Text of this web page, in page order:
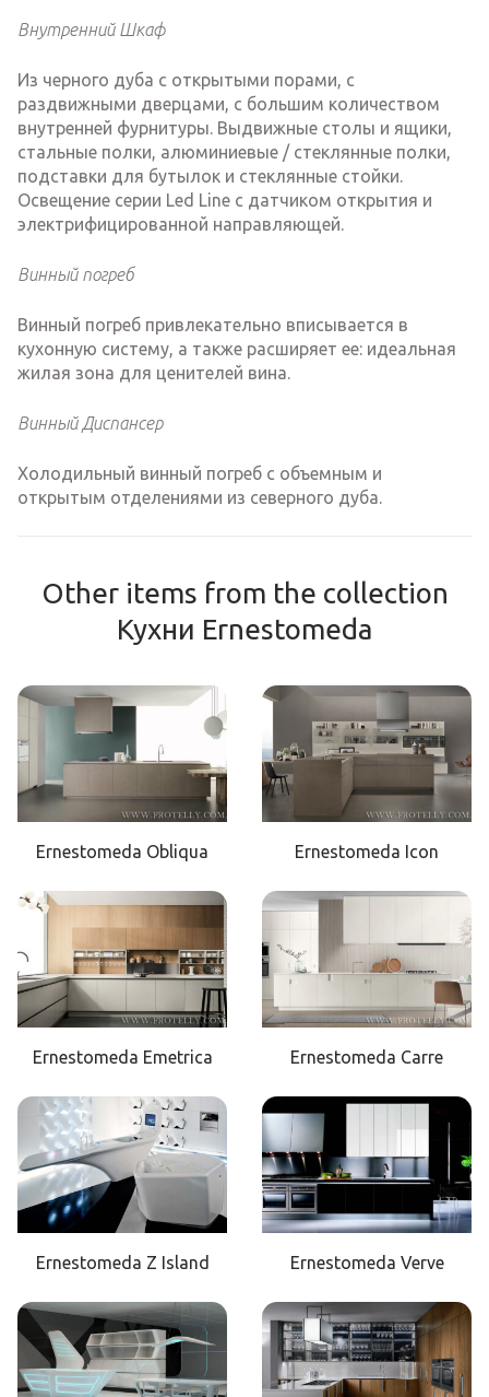
Внутренний Шкаф
Из черного дуба с открытыми порами, с
раздвижными дверцами, с большим количеством
внутренней фурнитуры. Выдвижные столы и ящики,
стальные полки, алюминиевые / стеклянные полки,
подставки для бутылок и стеклянные стойки.
Освещение серии Led Line с датчиком открытия и
электрифицированной направляющей.
Винный погреб
Винный погреб привлекательно вписывается в
кухонную систему, а также расширяет ее: идеальная
жилая зона для ценителей вина.
Винный Диспансер
Холодильный винный погреб с объемным и
открытым отделениями из северного дуба.
Other items from the collection
Кухни Ernestomeda
Ernestomeda Obliqua Ernestomeda Icon
Ernestomeda Emetrica Ernestomeda Carre
Ernestomeda Z Island Ernestomeda Verve